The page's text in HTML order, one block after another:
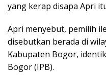
yang kerap disapa Apri
Apri menyebut, pemilih
disebutkan berada di
Kabupaten Bogor,
Bogor (IPB).